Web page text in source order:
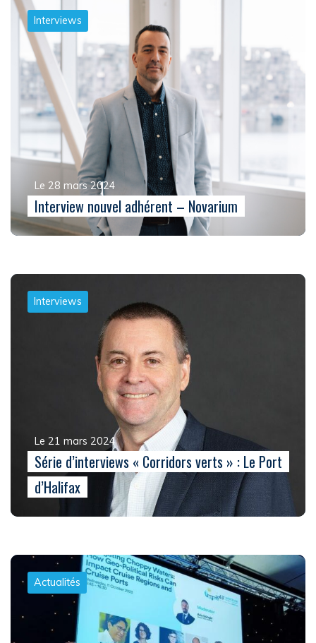
Interviews
Le 28 mars 2024
Interview nouvel adhérent – Novarium
Interviews
Le 21 mars 2024
Série d’interviews « Corridors verts » : Le Port
d’Halifax
Actualités